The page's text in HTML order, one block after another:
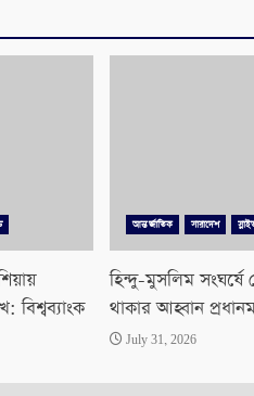
বিশ্বব্যাংক
আন্তর্জাতিক সারাদেশ
হিন্দু-মুসলিম সংঘর্ষে
থাকার আহ্বান
July 31, 2026